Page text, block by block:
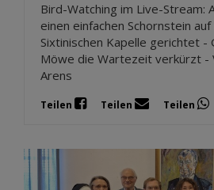
Bird-Watching im Live-Stream:
einen einfachen Schornstein
Sixtinischen Kapelle gerichtet -
Möwe die Wartezeit verkürzt -
Arens
Teilen Teilen Teilen